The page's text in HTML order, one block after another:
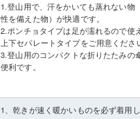
1.登山用で、汗をかいても蒸れない物
性を備えた物）が快適です。
2.ポンチョタイプは足が濡れるので使
上下セパレートタイプをご用意くださ
3.登山用のコンパクトな折りたたみの
便利です。
1、乾きが速く暖かいものを必ず着用